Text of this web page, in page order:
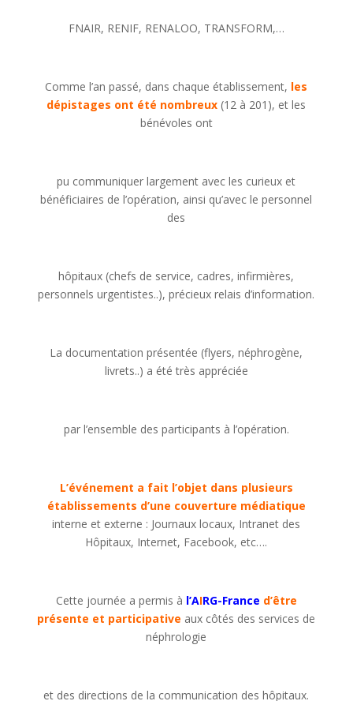
FNAIR, RENIF, RENALOO, TRANSFORM,…
Comme l’an passé, dans chaque établissement, les
dépistages ont été nombreux (12 à 201), et les
bénévoles ont
pu communiquer largement avec les curieux et
bénéficiaires de l’opération, ainsi qu’avec le personnel
des
hôpitaux (chefs de service, cadres, infirmières,
personnels urgentistes..), précieux relais d’information.
La documentation présentée (flyers, néphrogène,
livrets..) a été très appréciée
par l’ensemble des participants à l’opération.
L’événement a fait l’objet dans plusieurs
établissements d’une couverture médiatique
interne et externe : Journaux locaux, Intranet des
Hôpitaux, Internet, Facebook, etc….
Cette journée a permis à l’AIRG-France d’être
présente et participative aux côtés des services de
néphrologie
et des directions de la communication des hôpitaux.